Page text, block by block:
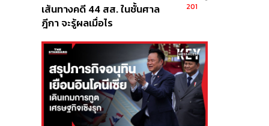
เส้นทางคดี 44 สส. ในชั้นศาล
ฎีกา จะรู้ผลเมื่อไร
201